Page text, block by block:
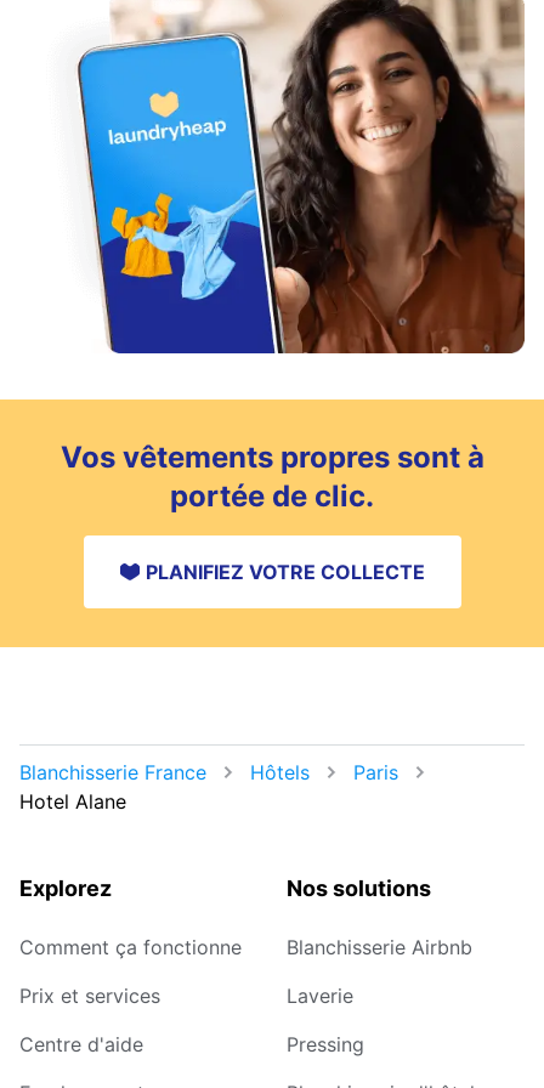
Vos vêtements propres sont à
portée de clic.
PLANIFIEZ VOTRE COLLECTE
Blanchisserie France Hôtels
Paris
Hotel Alane
Explorez
Comment ça fonctionne
Prix et services
Centre d'aide
Nos solutions
Blanchisserie Airbnb
Laverie
Pressing